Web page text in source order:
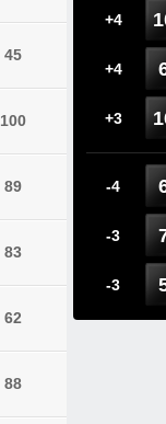
45
100
89
83
62
88
+4
+4
+3
-4
-3
-3